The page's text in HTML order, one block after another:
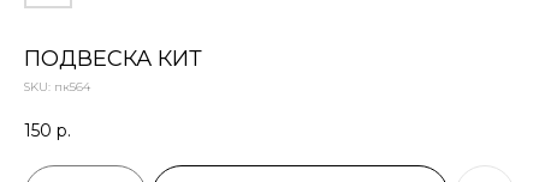
ПОДВЕСКА КИТ
SKU: пк564
150 р.